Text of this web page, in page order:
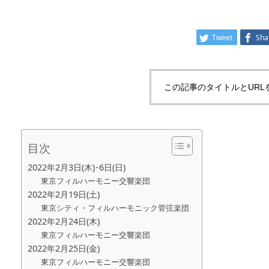
Tweet
この記事のタイトルとURL
目次
2022年2月3日(木)･6日(日)
東京フィルハーモニー交響楽団
2022年2月19日(土)
東京シティ・フィルハーモニック管弦楽団
2022年2月24日(木)
東京フィルハーモニー交響楽団
2022年2月25日(金)
東京フィルハーモニー交響楽団